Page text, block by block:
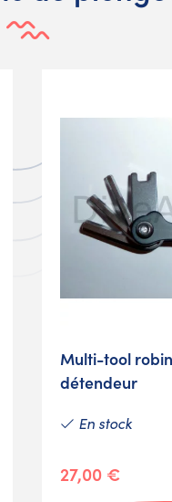
Multi-tool
détendeur
En stock
27,00 €